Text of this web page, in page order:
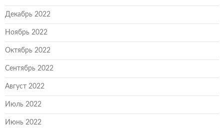
Декабрь 2022
Ноябрь 2022
Октябрь 2022
Сентябрь 2022
Август 2022
Июль 2022
Июнь 2022